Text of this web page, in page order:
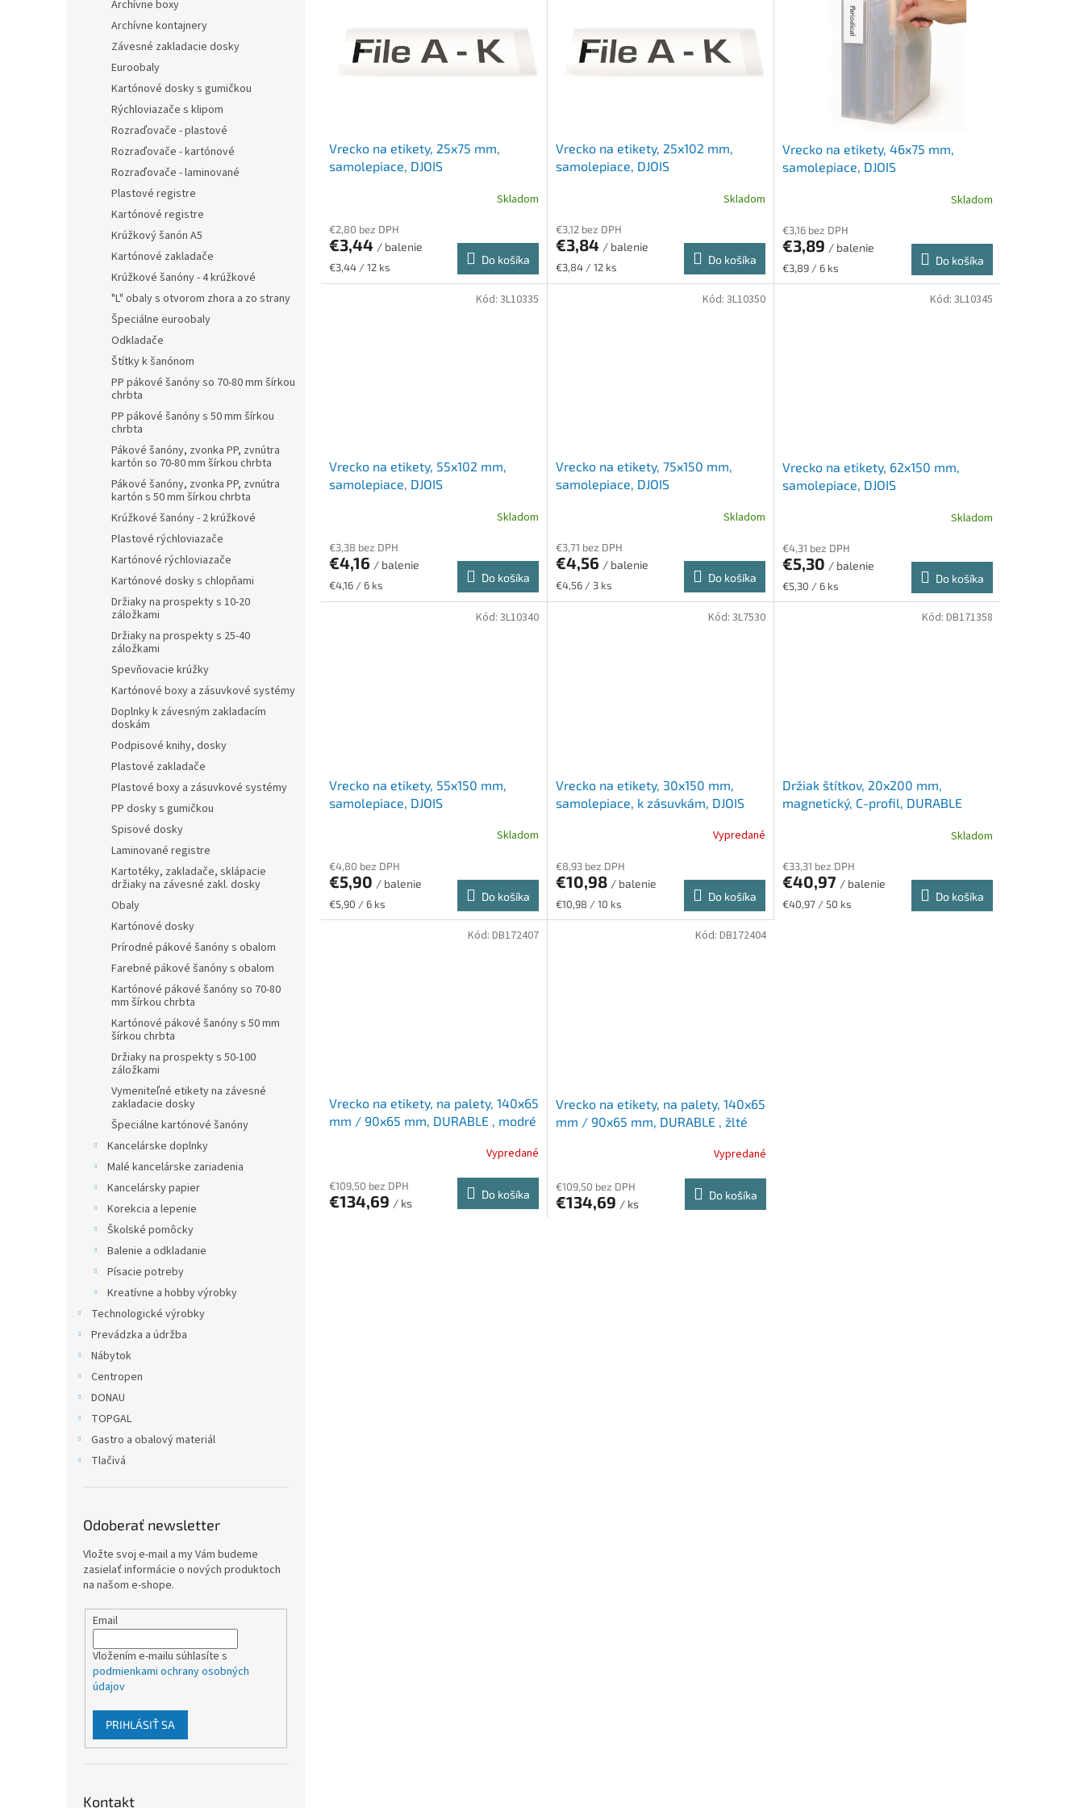
Archívne boxy
Archívne kontajnery
Závesné zakladacie dosky
Euroobaly
Kartónové dosky s gumičkou
Rýchloviazače s klipom
Rozraďovače - plastové
Rozraďovače - kartónové
Rozraďovače - laminované
Plastové registre
Kartónové registre
Krúžkový šanón A5
Kartónové zakladače
Krúžkové šanóny - 4 krúžkové
"L" obaly s otvorom zhora a zo strany
Špeciálne euroobaly
Odkladače
Štítky k šanónom
PP pákové šanóny so 70-80 mm šírkou
chrbta
PP pákové šanóny s 50 mm šírkou
chrbta
Pákové šanóny, zvonka PP, zvnútra
kartón so 70-80 mm šírkou chrbta
Pákové šanóny, zvonka PP, zvnútra
kartón s 50 mm šírkou chrbta
Krúžkové šanóny - 2 krúžkové
Plastové rýchloviazače
Kartónové rýchloviazače
Kartónové dosky s chlopňami
Držiaky na prospekty s 10-20
záložkami
Držiaky na prospekty s 25-40
záložkami
Spevňovacie krúžky
Kartónové boxy a zásuvkové systémy
Doplnky k závesným zakladacím
doskám
Podpisové knihy, dosky
Plastové zakladače
Plastové boxy a zásuvkové systémy
PP dosky s gumičkou
Spisové dosky
Laminované registre
Kartotéky, zakladače, sklápacie
držiaky na závesné zakl. dosky
Obaly
Kartónové dosky
Prírodné pákové šanóny s obalom
Farebné pákové šanóny s obalom
Kartónové pákové šanóny so 70-80
mm šírkou chrbta
Kartónové pákové šanóny s 50 mm
šírkou chrbta
Držiaky na prospekty s 50-100
záložkami
Vymeniteľné etikety na závesné
zakladacie dosky
Špeciálne kartónové šanóny
Kancelárske doplnky
Malé kancelárske zariadenia
Kancelársky papier
Korekcia a lepenie
Školské pomôcky
Balenie a odkladanie
Písacie potreby
Kreatívne a hobby výrobky
Technologické výrobky
Prevádzka a údržba
Nábytok
Centropen
DONAU
TOPGAL
Gastro a obalový materiál
Tlačivá
Odoberať newsletter
Vložte svoj e-mail a my Vám budeme
zasielať informácie o nových produktoch
na našom e-shope.
Email
Vložením e-mailu súhlasíte s
podmienkami ochrany osobných
údajov
PRIHLÁSIŤ SA
Kontakt
Vrecko na etikety, 25x75 mm,
samolepiace, DJOIS
Skladom
€2,80 bez DPH
€3,44 / balenie
Jednotková
cena:
€3,44 / 12 ks
Do košíka
Vrecko na etikety, 25x102 mm,
samolepiace, DJOIS
Skladom
€3,12 bez DPH
€3,84 / balenie
Jednotková
cena:
€3,84 / 12 ks
Do košíka
Vrecko na etikety, 46x75 mm,
samolepiace, DJOIS
Skladom
€3,16 bez DPH
€3,89 / balenie
Jednotková
cena:
€3,89 / 6 ks
Do košíka
Vrecko na etikety, 55x102 mm,
samolepiace, DJOIS
Skladom
€3,38 bez DPH
€4,16 / balenie
Jednotková
cena:
€4,16 / 6 ks
Do košíka
Kód: 3L10335
Vrecko na etikety, 75x150 mm,
samolepiace, DJOIS
Skladom
€3,71 bez DPH
€4,56 / balenie
Jednotková
cena:
€4,56 / 3 ks
Do košíka
Kód: 3L10350
Vrecko na etikety, 62x150 mm,
samolepiace, DJOIS
Skladom
€4,31 bez DPH
€5,30 / balenie
Jednotková
cena:
€5,30 / 6 ks
Do košíka
Kód: 3L10345
Vrecko na etikety, 55x150 mm,
samolepiace, DJOIS
Skladom
€4,80 bez DPH
€5,90 / balenie
Jednotková
cena:
€5,90 / 6 ks
Do košíka
Kód: 3L10340
Vrecko na etikety, 30x150 mm,
samolepiace, k zásuvkám, DJOIS
Vypredané
€8,93 bez DPH
€10,98 / balenie
Jednotková
cena:
€10,98 / 10 ks
Do košíka
Kód: 3L7530
Držiak štítkov, 20x200 mm,
magnetický, C-profil, DURABLE
Skladom
€33,31 bez DPH
€40,97 / balenie
Jednotková
€40,97 / 50 ks
Do košíka
Kód: DB171358
Vrecko na etikety, na palety, 140x65
mm / 90x65 mm, DURABLE , modré
Vypredané
€109,50 bez DPH
€134,69 / ks
Do košíka
Kód: DB172407
Vrecko na etikety, na palety, 140x65
mm / 90x65 mm, DURABLE , žlté
Vypredané
€109,50 bez DPH
€134,69 / ks
Do košíka
Kód: DB172404